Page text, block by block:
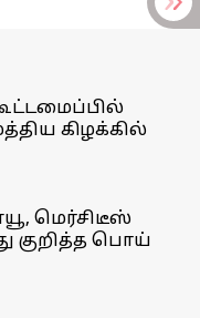
கிழக்கில்
மெர்சிடீஸ்
குறித்த பொய்